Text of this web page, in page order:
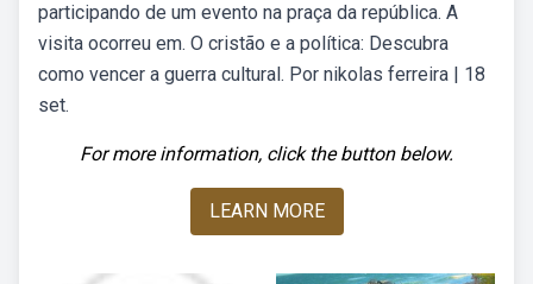
participando de um evento na praça da república. A
visita ocorreu em. O cristão e a política: Descubra
como vencer a guerra cultural. Por nikolas ferreira | 18
set.
For more information, click the button below.
LEARN MORE